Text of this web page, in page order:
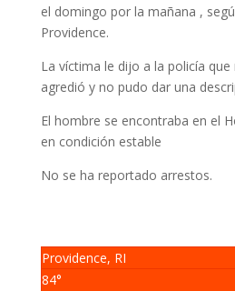
el domingo por la mañana ,
Providence.
La víctima le dijo a la policía
agredió y no pudo dar una
El hombre se encontraba en el
en condición estable
No se ha reportado arrestos.
Providence, RI
84°